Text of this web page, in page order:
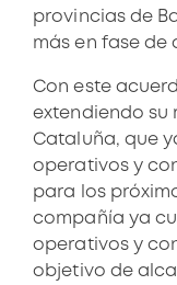
provincias de
más en fase de
Con este
extendiendo su
Cataluña, que
operativos y
para los
compañía ya
operativos y
objetivo de